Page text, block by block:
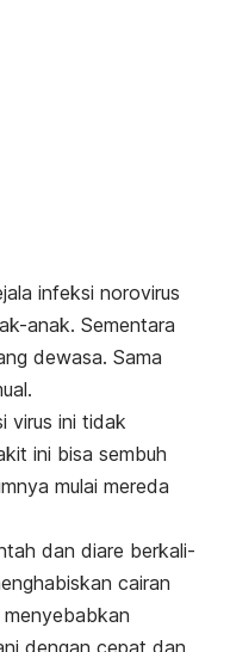
infeksi norovirus
anak. Sementara
dewasa. Sama
virus ini tidak
ini bisa sembuh
mulai mereda
dan diare berkali-
cairan